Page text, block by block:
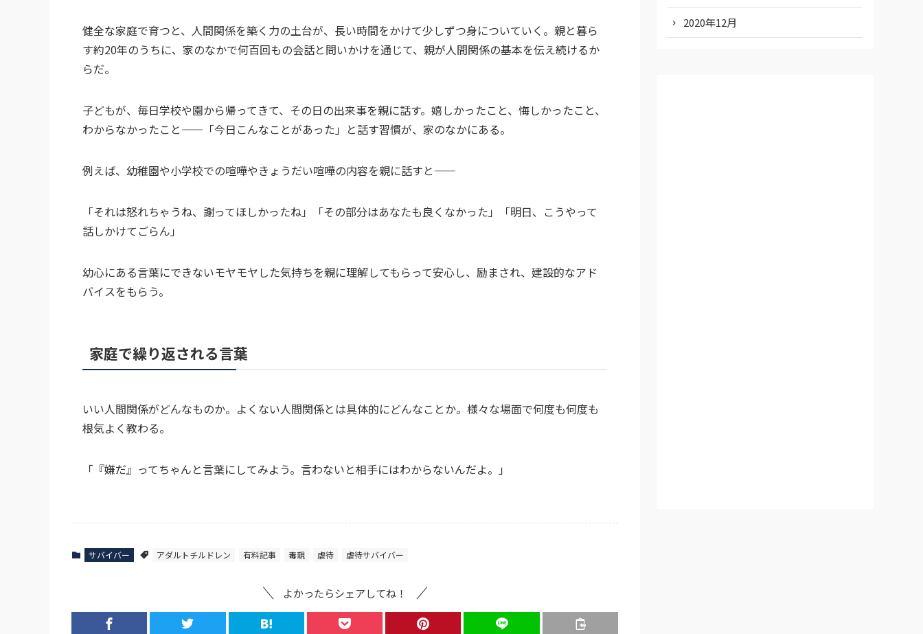
健全な家庭で育つと、人間関係を築く力の土台が、長い時間をかけて少しずつ身についていく。親と暮ら
す約20年のうちに、家のなかで何百回もの会話と問いかけを通じて、親が人間関係の基本を伝え続けるか
らだ。
子どもが、毎日学校や園から帰ってきて、その日の出来事を親に話す。嬉しかったこと、悔しかったこと、
わからなかったこと——「今日こんなことがあった」と話す習慣が、家のなかにある。
例えば、幼稚園や小学校での喧嘩やきょうだい喧嘩の内容を親に話すと——
「それは怒れちゃうね、謝ってほしかったね」「その部分はあなたも良くなかった」「明日、こうやって
話しかけてごらん」
幼心にある言葉にできないモヤモヤした気持ちを親に理解してもらって安心し、励まされ、建設的なアド
バイスをもらう。
家庭で繰り返される言葉
いい人間関係がどんなものか。よくない人間関係とは具体的にどんなことか。様々な場面で何度も何度も
根気よく教わる。
「『嫌だ』ってちゃんと言葉にしてみよう。言わないと相手にはわからないんだよ。」
サバイバー アダルトチルドレン 有料記事 毒親 虐待 虐待サバイバー
よかったらシェアしてね！
2020年12月